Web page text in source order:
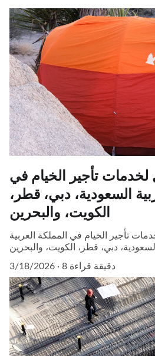
لخدمات تأجير الخيام في
السعودية، دبي، قطر،
الكويت، والبحرين
تأجير الخيام في المملكة العربية
السعودية، دبي، قطر، الكويت، والبحرين
3/18/2026
8 دقيقة قراءة